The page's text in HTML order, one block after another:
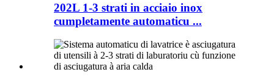
202L 1-3 strati in acciaio inox
cumpletamente automaticu ...